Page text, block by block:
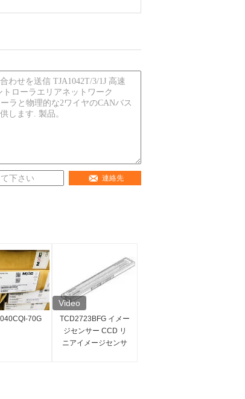
連絡先
70G
Video
TCD2723BFG イメー
ジセンサー CCD リ
ニアイメージセンサ